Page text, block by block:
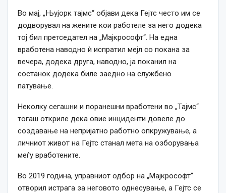
Во мај, „ Њујорк тајмс“ објави дека Гејтс често им се
додворувал на жените кои работеле за него додека
тој бил претседател на „Мајкрософт“. На една
вработена наводно ѝ испратил мејл со покана за
вечера, додека друга, наводно, ја поканил на
состанок додека биле заедно на службено
патување.
Неколку сегашни и поранешни вработени во „Тајмс“
тогаш откриле дека овие инциденти довеле до
создавање на непријатно работно опкружување, а
личниот живот на Гејтс станал мета на озборувања
меѓу вработените.
Во 2019 година, управниот одбор на „Мајкрософт“
отворил истрага за неговото однесување, а Гејтс се